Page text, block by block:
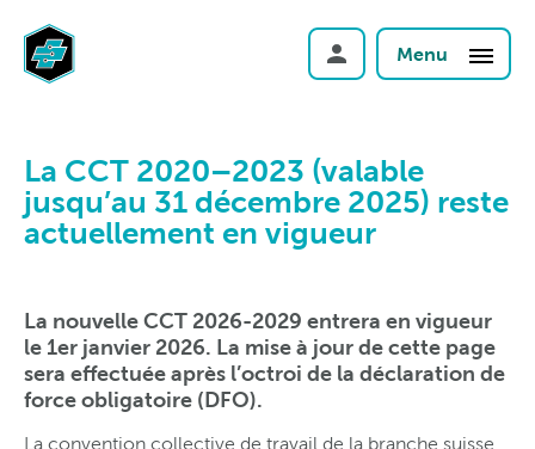
Menu
La CCT 2020–2023 (valable
jusqu’au 31 décembre 2025) reste
actuellement en vigueur
La nouvelle CCT 2026-2029 entrera en vigueur
le 1er janvier 2026. La mise à jour de cette page
sera effectuée après l’octroi de la déclaration de
force obligatoire (DFO).
La convention collective de travail de la branche suisse